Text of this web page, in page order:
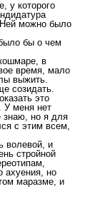
у которого
можно было
бы о чем
в
время, мало
выжить.
созидать.
это
У меня нет
знаю, но я для
с этим всем,
волевой, и
стройной
ахуения, но
маразме, и